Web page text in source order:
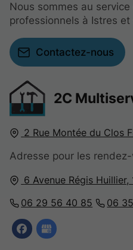
2C
2 Rue Montée du Clos
Adresse pour les
6 Avenue Régis Huillier,
06 29 56 40 85
06
Nous sommes au
professionnels à Istres et
Contactez-nous